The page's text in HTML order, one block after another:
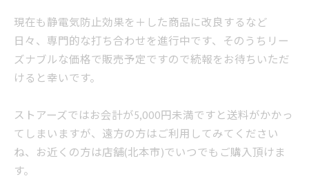
現在も静電気防止効果を＋した商品に改良するなど
日々、専門的な打ち合わせを進行中です、そのうちリー
ズナブルな価格で販売予定ですので続報をお待ちいただ
けると幸いです。
ストアーズではお会計が5,000円未満ですと送料がかかっ
てしまいますが、遠方の方はご利用してみてください
ね、お近くの方は店舗(北本市)でいつでもご購入頂けま
す。